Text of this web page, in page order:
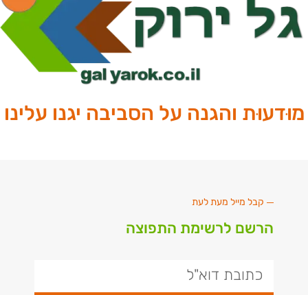
מוּדעוּת והגנה על הסביבה יגנו עלינו
קבל מייל מעת לעת
הרשם לרשימת התפוצה